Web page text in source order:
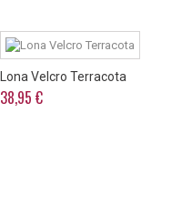
Lona Velcro Terracota
38,95 €